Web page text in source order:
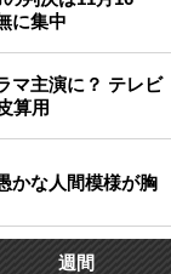
に集中
マ主演に？ テレビ
算用
かな人間模様が胸
週間